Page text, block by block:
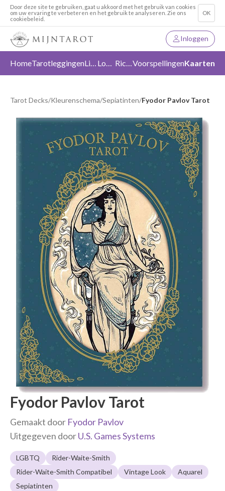
Door deze site te gebruiken, gaat u akkoord met het gebruik van cookies
om uw ervaring te verbeteren en het gebruik te analyseren. Zie ons
cookiebeleid.
OK
Inloggen
HomeTarotleggingen Liefde Loslaten RichtingVoorspellingenKaarten
Tarot Decks/Kleurenschema/Sepiatinten/Fyodor Pavlov Tarot
Fyodor Pavlov Tarot
Gemaakt door Fyodor Pavlov
Uitgegeven doorU.S. Games Systems
LGBTQ
Rider-Waite-Smith
Rider-Waite-Smith Compatibel
Vintage Look
Aquarel
Sepiatinten